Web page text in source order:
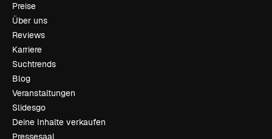
Preise
Über uns
Reviews
Karriere
Suchtrends
Blog
Veranstaltungen
Slidesgo
Deine Inhalte verkaufen
Pressesaal